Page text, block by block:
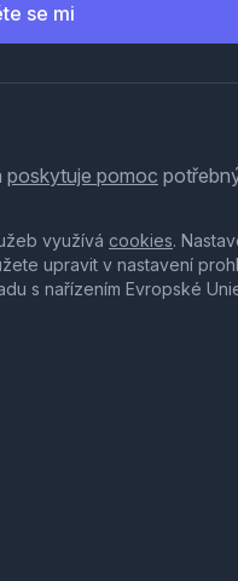
se mi
poskytuje pomoc
využívá cookies.
upravit v nastavení
s nařízením Evropské